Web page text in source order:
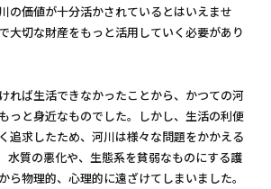
の価値が十分活かされているとはいえませ
大切な財産をもっと活用していく必要があり
れば生活できなかったことから、かつての河
っと身近なものでした。しかし、生活の利便
追求したため、河川は様々な問題をかかえる
水質の悪化や、生態系を貧弱なものにする護
ら物理的、心理的に遠ざけてしまいました。